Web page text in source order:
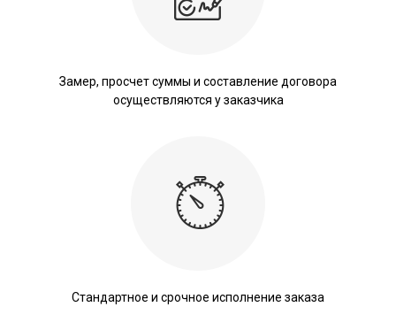
Замер, просчет суммы и составление договора
осуществляются у заказчика
Стандартное и срочное исполнение заказа